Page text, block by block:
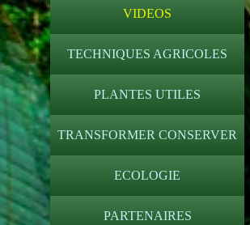
VIDEOS
TECHNIQUES AGRICOLES
PLANTES UTILES
TRANSFORMER CONSERVER
ECOLOGIE
PARTENAIRES